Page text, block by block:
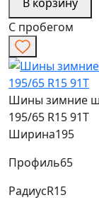
С пробегом
Шины зимние
195/65 R15 91T
Ширина195
Профиль65
РадиусR15